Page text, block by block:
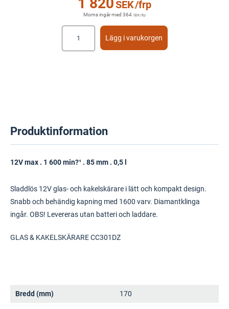
SEK/frp
Moms ingår med 364 SEK/frp
Lägg i varukorgen
Produktinformation
12V max . 1 600 min?¹ . 85 mm . 0,5 l
Sladdlös 12V glas- och kakelskärare i lätt och kompakt design.
Snabb och behändig kapning med 1600 varv. Diamantklinga
ingår. OBS! Levereras utan batteri och laddare.
GLAS & KAKELSKÄRARE CC301DZ
Bredd (mm) 170